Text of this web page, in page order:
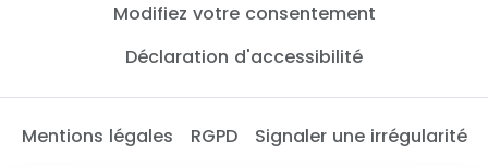
Modifiez votre consentement
Déclaration d'accessibilité
Mentions légales RGPD Signaler une irrégularité